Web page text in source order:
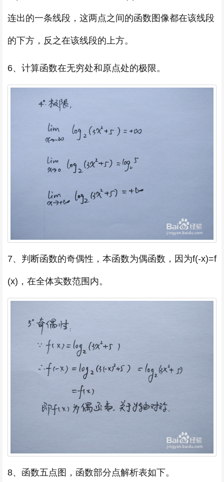
连出的一条线段，这两点之间的函数图像都在该线段
的下方，反之在该线段的上方。
6、计算函数在无穷处和原点处的极限。
7、判断函数的奇偶性，本函数为偶函数，因为f(-x)=f
(x)，在全体实数范围内。
8、函数五点图，函数部分点解析表如下。